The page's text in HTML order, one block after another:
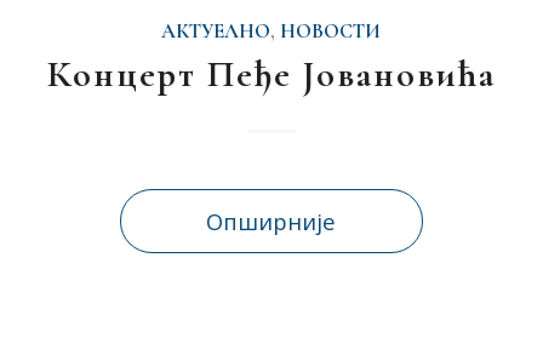
АКТУЕЛНО, НОВОСТИ
Концерт Пеђе Јовановића
Опширније